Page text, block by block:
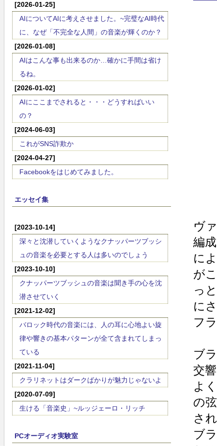
[2026-01-25]
AIについてAIに考えさせました。~完璧なAI時代
に、なぜ「不完全な人間」の音楽が輝くのか？
[2026-01-08]
AIはこんな事も出来るのか…確かに手間は省け
るね。
[2026-01-02]
AIにここまでされると・・・どうすればいい
の？
[2024-06-03]
これがSNS詐欺か
[2024-04-27]
Facebookをはじめてみました。
エッセイ集
[2023-10-14]
深々と沈潜していくようなクナッパーツブッシ
ュの音楽を必要とする人は多いのでしょう
[2023-10-10]
クナッパーツブッシュの音楽は聞き手の心を沈
潜させていく
[2021-12-02]
バロック時代の音楽には、人の耳に心地よい旋
律や響きの基本パターンが全て含まれてしまっ
ている
[2021-11-04]
クラリネットはダークばかりが魅力じゃないよ
[2020-07-09]
生ける「音楽史」~ルッジェーロ・リッチ
PCオーディオ実験室
ヴ
編
に
が
っ
に
フ
ブ
交
よ
の
さ
ブ